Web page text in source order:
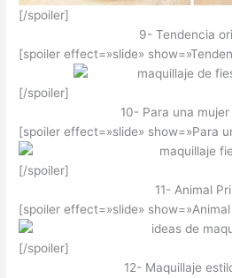
[/spoiler]
9- Tendencia
[spoiler effect=»slide»
[/spoiler]
10- Para una
[spoiler effect=»slide» show=»Para
[/spoiler]
11- Animal
[spoiler effect=»slide»
[/spoiler]
12- Maquillaje